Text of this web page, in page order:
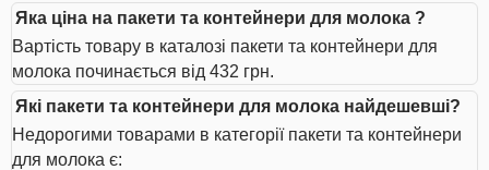
Яка ціна на пакети та контейнери для молока ?
Вартість товару в каталозі пакети та контейнери для
молока починається від 432 грн.
Які пакети та контейнери для молока найдешевші?
Недорогими товарами в категорії пакети та контейнери
для молока є: